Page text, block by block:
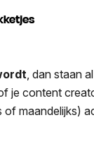
, dan staan
je content
of maandelijks)